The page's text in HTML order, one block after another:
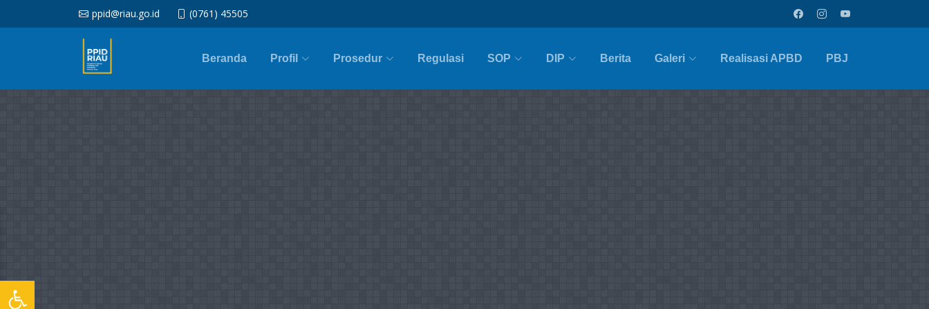
ppid@riau.go.id (0761) 45505
Beranda Profil Prosedur Regulasi SOP DIP Berita Galeri Realisasi APBD PBJ